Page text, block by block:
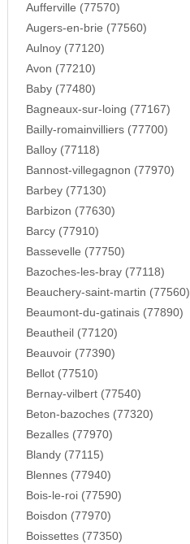
Aufferville (77570)
Augers-en-brie (77560)
Aulnoy (77120)
Avon (77210)
Baby (77480)
Bagneaux-sur-loing (77167)
Bailly-romainvilliers (77700)
Balloy (77118)
Bannost-villegagnon (77970)
Barbey (77130)
Barbizon (77630)
Barcy (77910)
Bassevelle (77750)
Bazoches-les-bray (77118)
Beauchery-saint-martin (77560)
Beaumont-du-gatinais (77890)
Beautheil (77120)
Beauvoir (77390)
Bellot (77510)
Bernay-vilbert (77540)
Beton-bazoches (77320)
Bezalles (77970)
Blandy (77115)
Blennes (77940)
Bois-le-roi (77590)
Boisdon (77970)
Boissettes (77350)